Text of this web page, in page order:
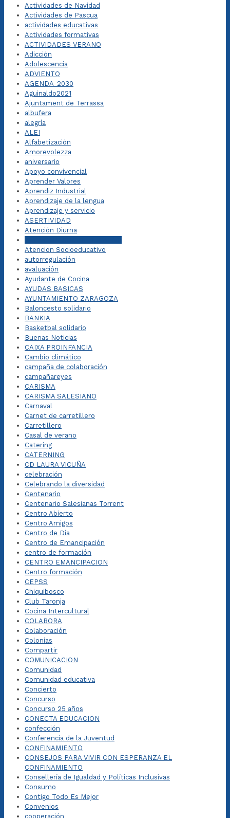
Actividades de Navidad
Actividades de Pascua
actividades educativas
Actividades formativas
ACTIVIDADES VERANO
Adicción
Adolescencia
ADVIENTO
AGENDA_2030
Aguinaldo2021
Ajuntament de Terrassa
albufera
alegría
ALEI
Alfabetización
Amorevolezza
aniversario
Apoyo convivencial
Aprender Valores
Aprendiz Industrial
Aprendizaje de la lengua
Aprendizaje y servicio
ASERTIVIDAD
Atención Diurna
Atencion Socioeducativo
autorregulación
avaluación
Ayudante de Cocina
AYUDAS BASICAS
AYUNTAMIENTO ZARAGOZA
Baloncesto solidario
BANKIA
Basketbal solidario
Buenas Noticias
CAIXA PROINFANCIA
Cambio climático
campaña de colaboración
campañareyes
CARISMA
CARISMA SALESIANO
Carnaval
Carnet de carretillero
Carretillero
Casal de verano
Catering
CATERNING
CD LAURA VICUÑA
celebración
Celebrando la diversidad
Centenario
Centenario Salesianas Torrent
Centro Abierto
Centro Amigos
Centro de Día
Centro de Emancipación
centro de formación
CENTRO EMANCIPACION
Centro formación
CEPSS
Chiquibosco
Club Taronja
Cocina Intercultural
COLABORA
Colaboración
Colonias
Compartir
COMUNICACION
Comunidad
Comunidad educativa
Concierto
Concurso
Concurso 25 años
CONECTA EDUCACION
confección
Conferencia de la Juventud
CONFINAMIENTO
CONSEJOS PARA VIVIR CON ESPERANZA EL
CONFINAMIENTO
Consellería de Igualdad y Políticas Inclusivas
Consumo
Contigo Todo Es Mejor
Convenios
cooperación